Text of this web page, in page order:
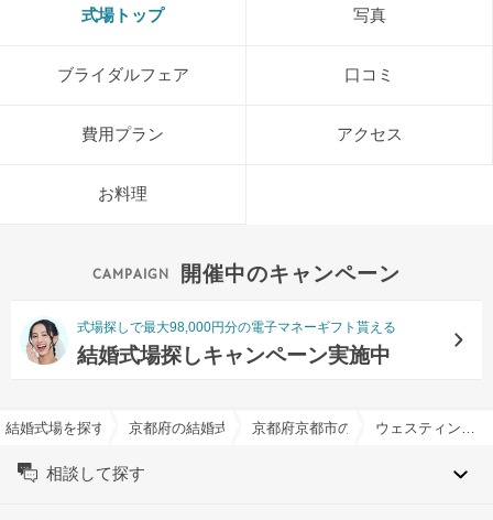
式場トップ 写真
ブライダルフェア 口コミ
費用プラン アクセス
お料理
開催中のキャンペーン
式場探しで最大98,000円分の電子マネーギフト貰える
結婚式場探しキャンペーン実施中
結婚式場を探すならハナユメ京都府の結婚式場一覧京都府京都市の結婚式場一覧 ウェスティン都ホテル京都で結婚式
相談して探す